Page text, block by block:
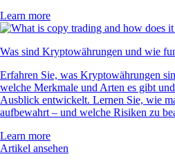
Learn more
Was sind Kryptowährungen und wie
Erfahren Sie, was Kryptowährungen
welche Merkmale und Arten es gibt
Ausblick entwickelt. Lernen Sie, wie
aufbewahrt – und welche Risiken zu
Learn more
Artikel ansehen